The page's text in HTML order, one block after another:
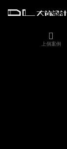
上個案例